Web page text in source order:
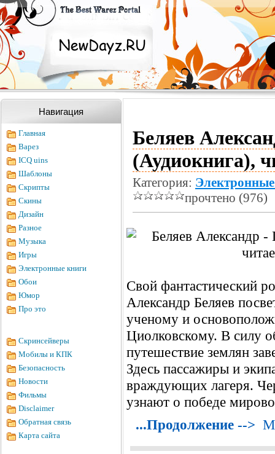
Навигация
Главная
Варез
ICQ uins
Шаблоны
Скрипты
Скины
Дизайн
Разное
Музыка
Игры
Электронные книги
Обои
Юмор
Про это
Скринсейверы
Мобилы и КПК
Безопасность
Новости
Фильмы
Disclaimer
Обратная связь
Карта сайта
Беляев
(Аудиокнига),
Категория:
прочтено (976)
Свой фантастический
Александр Беляев
ученому и
Циолковскому. В силу
путешествие землян
Здесь пассажиры и
враждующих лагеря.
узнают о победе
...Продолжение -->